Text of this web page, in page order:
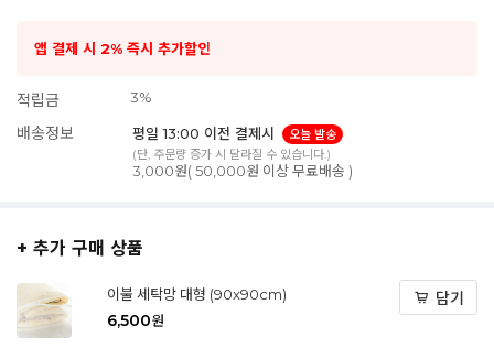
앱 결제 시 2% 즉시 추가할인
적립금 3%
배송정보 평일 13:00 이전 결제시
오늘 발송
(단, 주문량 증가 시 달라질 수 있습니다.)
3,000원( 50,000원 이상 무료배송 )
+ 추가 구매 상품
이불 세탁망 대형 (90x90cm)
6,500원
담기